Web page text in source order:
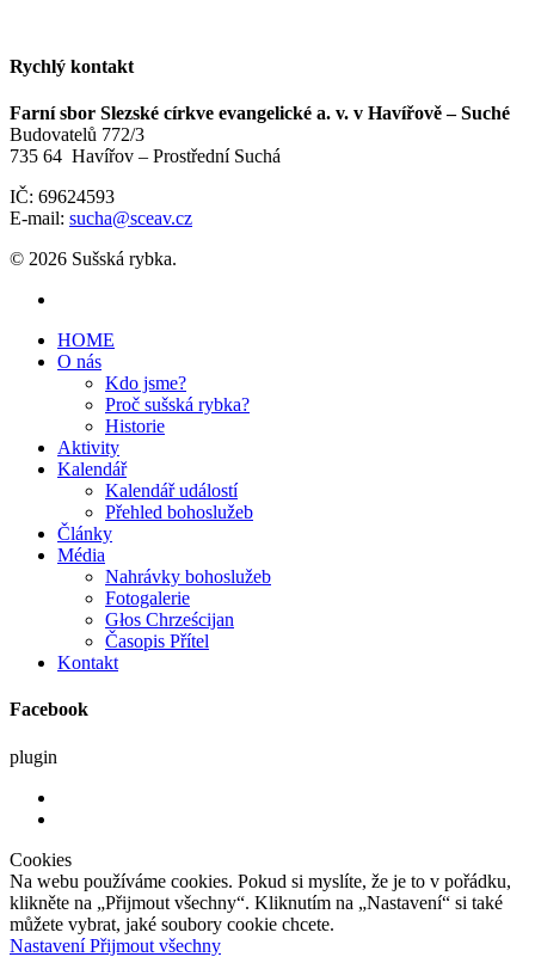
Rychlý kontakt
Farní sbor Slezské církve evangelické a. v. v Havířově – Suché
Budovatelů 772/3
735 64 Havířov – Prostřední Suchá
IČ: 69624593
E-mail: sucha@sceav.cz
© 2026 Sušská rybka.
HOME
O nás
Kdo jsme?
Proč sušská rybka?
Historie
Aktivity
Kalendář
Kalendář událostí
Přehled bohoslužeb
Články
Média
Nahrávky bohoslužeb
Fotogalerie
Głos Chrześcijan
Časopis Přítel
Kontakt
Facebook
plugin
Cookies
Na webu používáme cookies. Pokud si myslíte, že je to v pořádku,
klikněte na „Přijmout všechny“. Kliknutím na „Nastavení“ si také
můžete vybrat, jaké soubory cookie chcete.
NastaveníPřijmout všechny